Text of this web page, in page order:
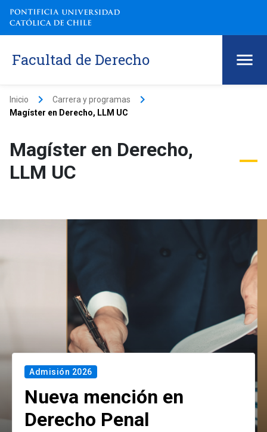
Facultad de Derecho
Inicio keyboard_arrow_right Carrera y programas keyboard_arrow_right
Magíster en Derecho, LLM UC
Magíster en Derecho,
LLM UC
Admisión 2026
Nueva mención en
Derecho Penal